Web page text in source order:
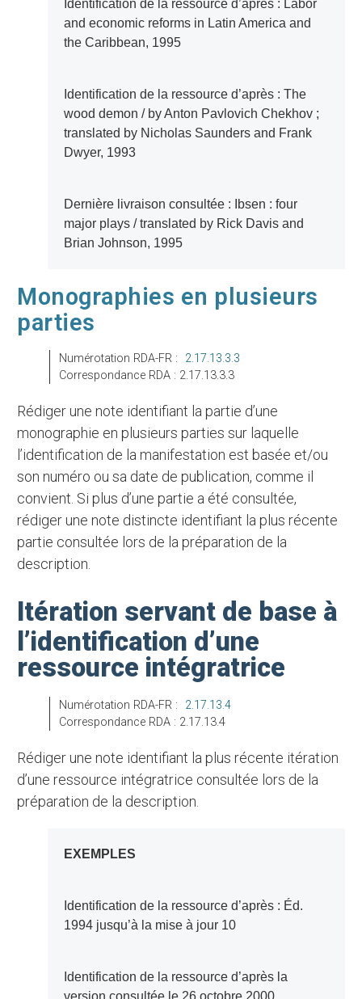
and economic reforms in Latin America and
the Caribbean, 1995
wood demon / by Anton Pavlovich Chekhov ;
translated by Nicholas Saunders and Frank
Dwyer, 1993
Dernière livraison consultée : Ibsen : four
major plays / translated by Rick Davis and
Brian Johnson, 1995
Monographies en plusieurs
parties
Numérotation RDA-FR : 2.17.13.3.3
Correspondance RDA : 2.17.13.3.3
Rédiger une note identifiant la partie d’une
monographie en plusieurs parties sur laquelle
l’identification de la manifestation est basée et/ou
son numéro ou sa date de publication, comme il
convient. Si plus d’une partie a été consultée,
rédiger une note distincte identifiant la plus récente
partie consultée lors de la préparation de la
description.
Itération servant de base à
l’identification d’une
ressource intégratrice
Numérotation RDA-FR : 2.17.13.4
Correspondance RDA : 2.17.13.4
Rédiger une note identifiant la plus récente itération
d’une ressource intégratrice consultée lors de la
préparation de la description.
EXEMPLES
1994 jusqu’à la mise à jour 10